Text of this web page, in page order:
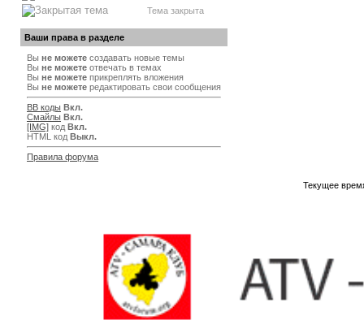
Тема закрыта
Ваши права в разделе
Вы не можете создавать новые темы
Вы не можете отвечать в темах
Вы не можете прикреплять вложения
Вы не можете редактировать свои сообщения
BB коды Вкл.
Смайлы Вкл.
[IMG] код Вкл.
HTML код Выкл.
Правила форума
Текущее